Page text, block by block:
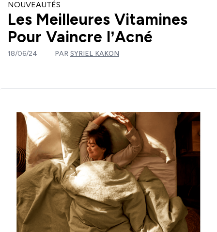
NOUVEAUTÉS
Les Meilleures Vitamines
Pour Vaincre l’Acné
18/06/24 PAR SYRIEL KAKON